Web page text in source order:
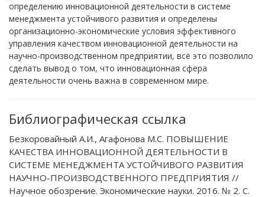
определению инновационной деятельности в системе
менеджмента устойчивого развития и определены
организационно-экономические условия эффективного
управления качеством инновационной деятельности на
научно-производственном предприятии, всё это позволило
сделать вывод о том, что инновационная сфера
деятельности очень важна в современном мире.
Библиографическая ссылка
Безкоровайный А.И., Агафонова М.С. ПОВЫШЕНИЕ
КАЧЕСТВА ИННОВАЦИОННОЙ ДЕЯТЕЛЬНОСТИ В
СИСТЕМЕ МЕНЕДЖМЕНТА УСТОЙЧИВОГО РАЗВИТИЯ
НАУЧНО-ПРОИЗВОДСТВЕННОГО ПРЕДПРИЯТИЯ //
Научное обозрение. Экономические науки. 2016. № 2. С.